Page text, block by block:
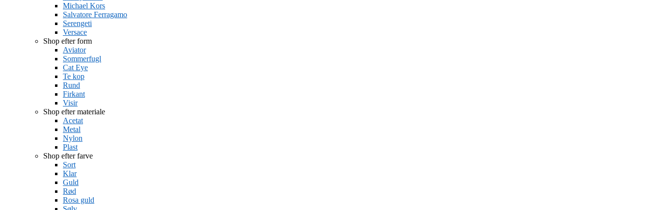
Michael Kors
Salvatore Ferragamo
Serengeti
Versace
Shop efter form
Aviator
Sommerfugl
Cat Eye
Te kop
Rund
Firkant
Visir
Shop efter materiale
Acetat
Metal
Nylon
Plast
Shop efter farve
Sort
Klar
Guld
Rød
Rosa guld